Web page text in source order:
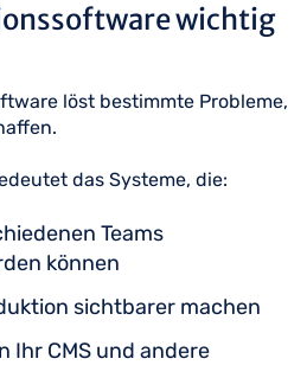
wichtig
löst bestimmte Probleme,
das Systeme, die:
Teams
können
sichtbarer machen
Ihr CMS und andere